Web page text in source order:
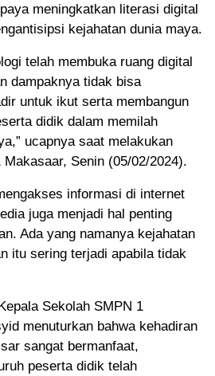
meningkatkan literasi digital
kejahatan dunia maya.
telah membuka ruang digital
dampaknya tidak bisa
untuk ikut serta membangun
didik dalam memilah
ucapnya saat melakukan
Senin (05/02/2024).
informasi di internet
juga menjadi hal penting
Ada yang namanya kejahatan
itu sering terjadi apabila tidak
Sekolah SMPN 1
menuturkan bahwa kehadiran
sangat bermanfaat,
peserta didik telah